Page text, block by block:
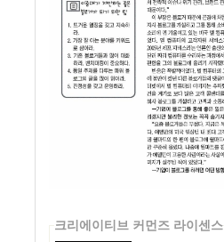
크리에이티브 커먼즈 라이센스